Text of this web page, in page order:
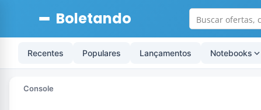
Boletando
Recentes Populares Lançamentos Notebooks
Console